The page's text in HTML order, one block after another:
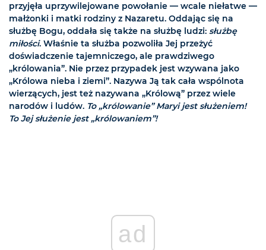
przyjęła uprzywilejowane powołanie — wcale niełatwe —
małżonki i matki rodziny z Nazaretu. Oddając się na
służbę Bogu, oddała się także na służbę ludzi: służbę
miłości. Właśnie ta służba pozwoliła Jej przeżyć
doświadczenie tajemniczego, ale prawdziwego
„królowania”. Nie przez przypadek jest wzywana jako
„Królowa nieba i ziemi”. Nazywa Ją tak cała wspólnota
wierzących, jest też nazywana „Królową” przez wiele
narodów i ludów. To „królowanie” Maryi jest służeniem!
To Jej służenie jest „królowaniem”!
ad